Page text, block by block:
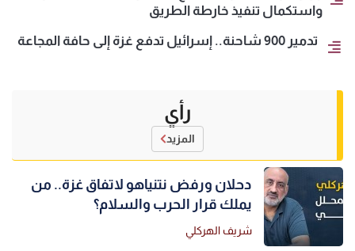
واستكمال تنفيذ خارطة الطريق
تدمير 900 شاحنة.. إسرائيل تدفع غزة إلى حافة المجاعة
رأي
المزيد
دحلان ورفض نتنياهو لاتفاق غزة.. من
يملك قرار الحرب والسلام؟
شريف الهركلي